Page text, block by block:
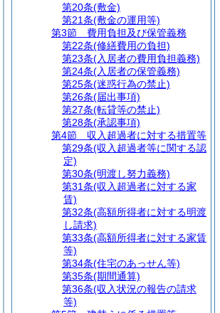
第20条(敷金)
第21条(敷金の運用等)
第3節
費用負担及び保管義務
第22条(修繕費用の負担)
第23条(入居者の費用負担義務)
第24条(入居者の保管義務)
第25条(迷惑行為の禁止)
第26条(届出事項)
第27条(転貸等の禁止)
第28条(承認事項)
第4節
収入超過者に対する措置等
第29条(収入超過者等に関する認
定)
第30条(明渡し努力義務)
第31条(収入超過者に対する家
賃)
第32条(高額所得者に対する明渡
し請求)
第33条(高額所得者に対する家賃
等)
第34条(住宅のあっせん等)
第35条(期間通算)
第36条(収入状況の報告の請求
等)